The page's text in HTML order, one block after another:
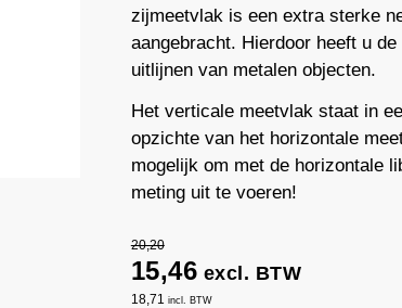
zijmeetvlak is een extra sterke
aangebracht. Hierdoor heeft u
uitlijnen van metalen objecten.
Het verticale meetvlak staat in
opzichte van het horizontale
mogelijk om met de horizontale
meting uit te voeren!
20,20
15,46 excl. BTW
18,71 incl. BTW